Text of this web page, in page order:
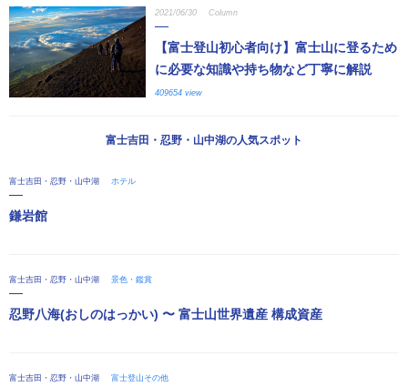
2021/06/30 Column
【富士登山初心者向け】富士山に登るため
に必要な知識や持ち物など丁寧に解説
409654 view
富士吉田・忍野・山中湖の人気スポット
富士吉田・忍野・山中湖 ホテル
鎌岩館
富士吉田・忍野・山中湖 景色・鑑賞
忍野八海(おしのはっかい) 〜 富士山世界遺産 構成資産
富士吉田・忍野・山中湖 富士登山その他